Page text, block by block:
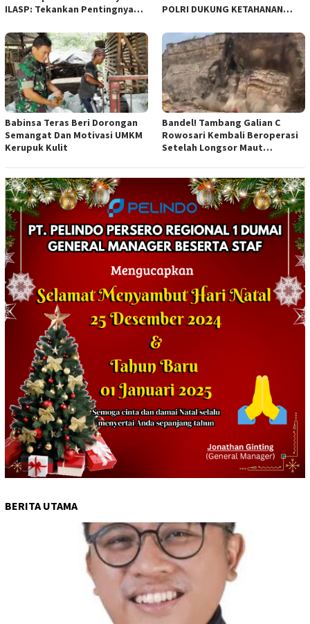
ILASP: Tekankan Pentingnya
Anggaran
POLRI DUKUNG KETAHANAN
Babinsa Teras Beri Dorongan
Semangat Dan Motivasi UMKM
Kerupuk Kulit
Bandel! Tambang Galian C
Rowosari Kembali Beroperasi
Setelah Longsor Maut
BERITA UTAMA